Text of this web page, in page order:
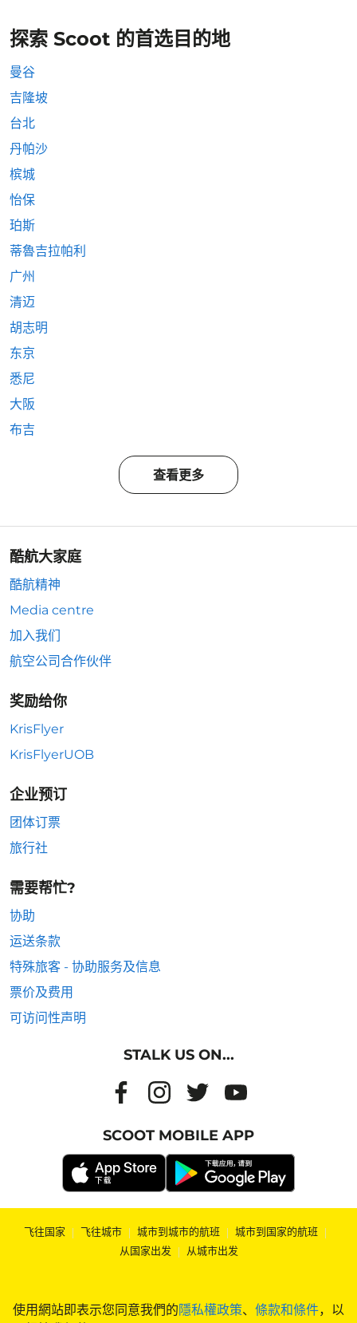
使用網站即表示您同意我們的隱私權政策、 條款和條件，以
探索 Scoot 的首选目的地
曼谷
吉隆坡
台北
丹帕沙
槟城
怡保
珀斯
蒂魯吉拉帕利
广州
清迈
胡志明
东京
悉尼
大阪
布吉
查看更多
酷航大家庭
酷航精神
Media centre
加入我们
航空公司合作伙伴
奖励给你
KrisFlyer
KrisFlyerUOB
企业预订
团体订票
旅行社
需要帮忙?
协助
运送条款
特殊旅客 - 协助服务及信息
票价及费用
可访问性声明
STALK US ON...
SCOOT MOBILE APP
飞往国家 | 飞往城市 | 城市到城市的航班 | 城市到国家的航班 |
从国家出发 | 从城市出发